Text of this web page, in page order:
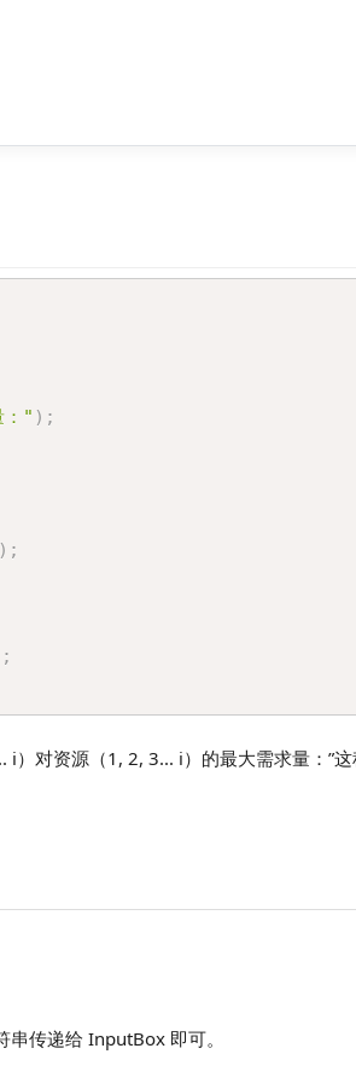
：" ) ;
) ;
;
对资源（1, 2, 3... i）的最大需求量：”
传递给 InputBox 即可。